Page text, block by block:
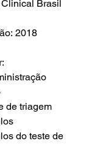
Brasil
2018
de triagem
do teste de